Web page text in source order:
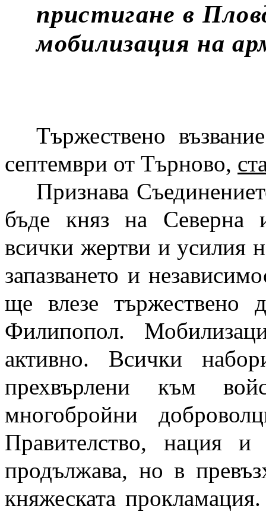
пристигане в
мобилизация на
Тържествено
септември от Търново,
Признава
бъде княз на
всички жертви и усилия
запазването и
ще влезе тържествено
Филипопол.
активно. Всички
прехвърлени към
многобройни
Правителство, нация
продължава, но в
княжеската